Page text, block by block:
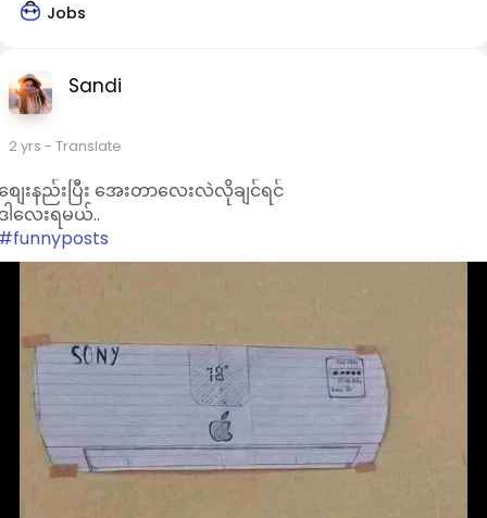
Jobs
Sandi
2 yrs - Translate
ျေးနည်းပြီး အေးတာလေးလဲလိုချင်ရင်
ါလေးရမယ်..